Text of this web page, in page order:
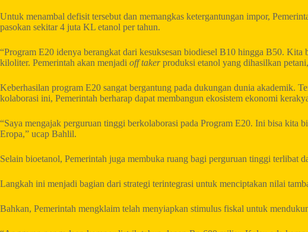
Untuk menambal defisit tersebut dan memangkas ketergantungan impor,
pasokan sekitar 4 juta KL etanol per tahun.
“Program E20 idenya berangkat dari kesuksesan biodiesel B10 hingga B50.
kiloliter. Pemerintah akan menjadi off takerproduksi etanol yang dihasilkan
Keberhasilan program E20 sangat bergantung pada dukungan dunia akademik.
kolaborasi ini, Pemerintah berharap dapat membangun ekosistem ekonomi
“Saya mengajak perguruan tinggi berkolaborasi pada Program E20. Ini bisa kita
Eropa,” ucap Bahlil.
Selain bioetanol, Pemerintah juga membuka ruang bagi perguruan tinggi
Langkah ini menjadi bagian dari strategi terintegrasi untuk menciptakan nilai
Bahkan, Pemerintah mengklaim telah menyiapkan stimulus fiskal untuk